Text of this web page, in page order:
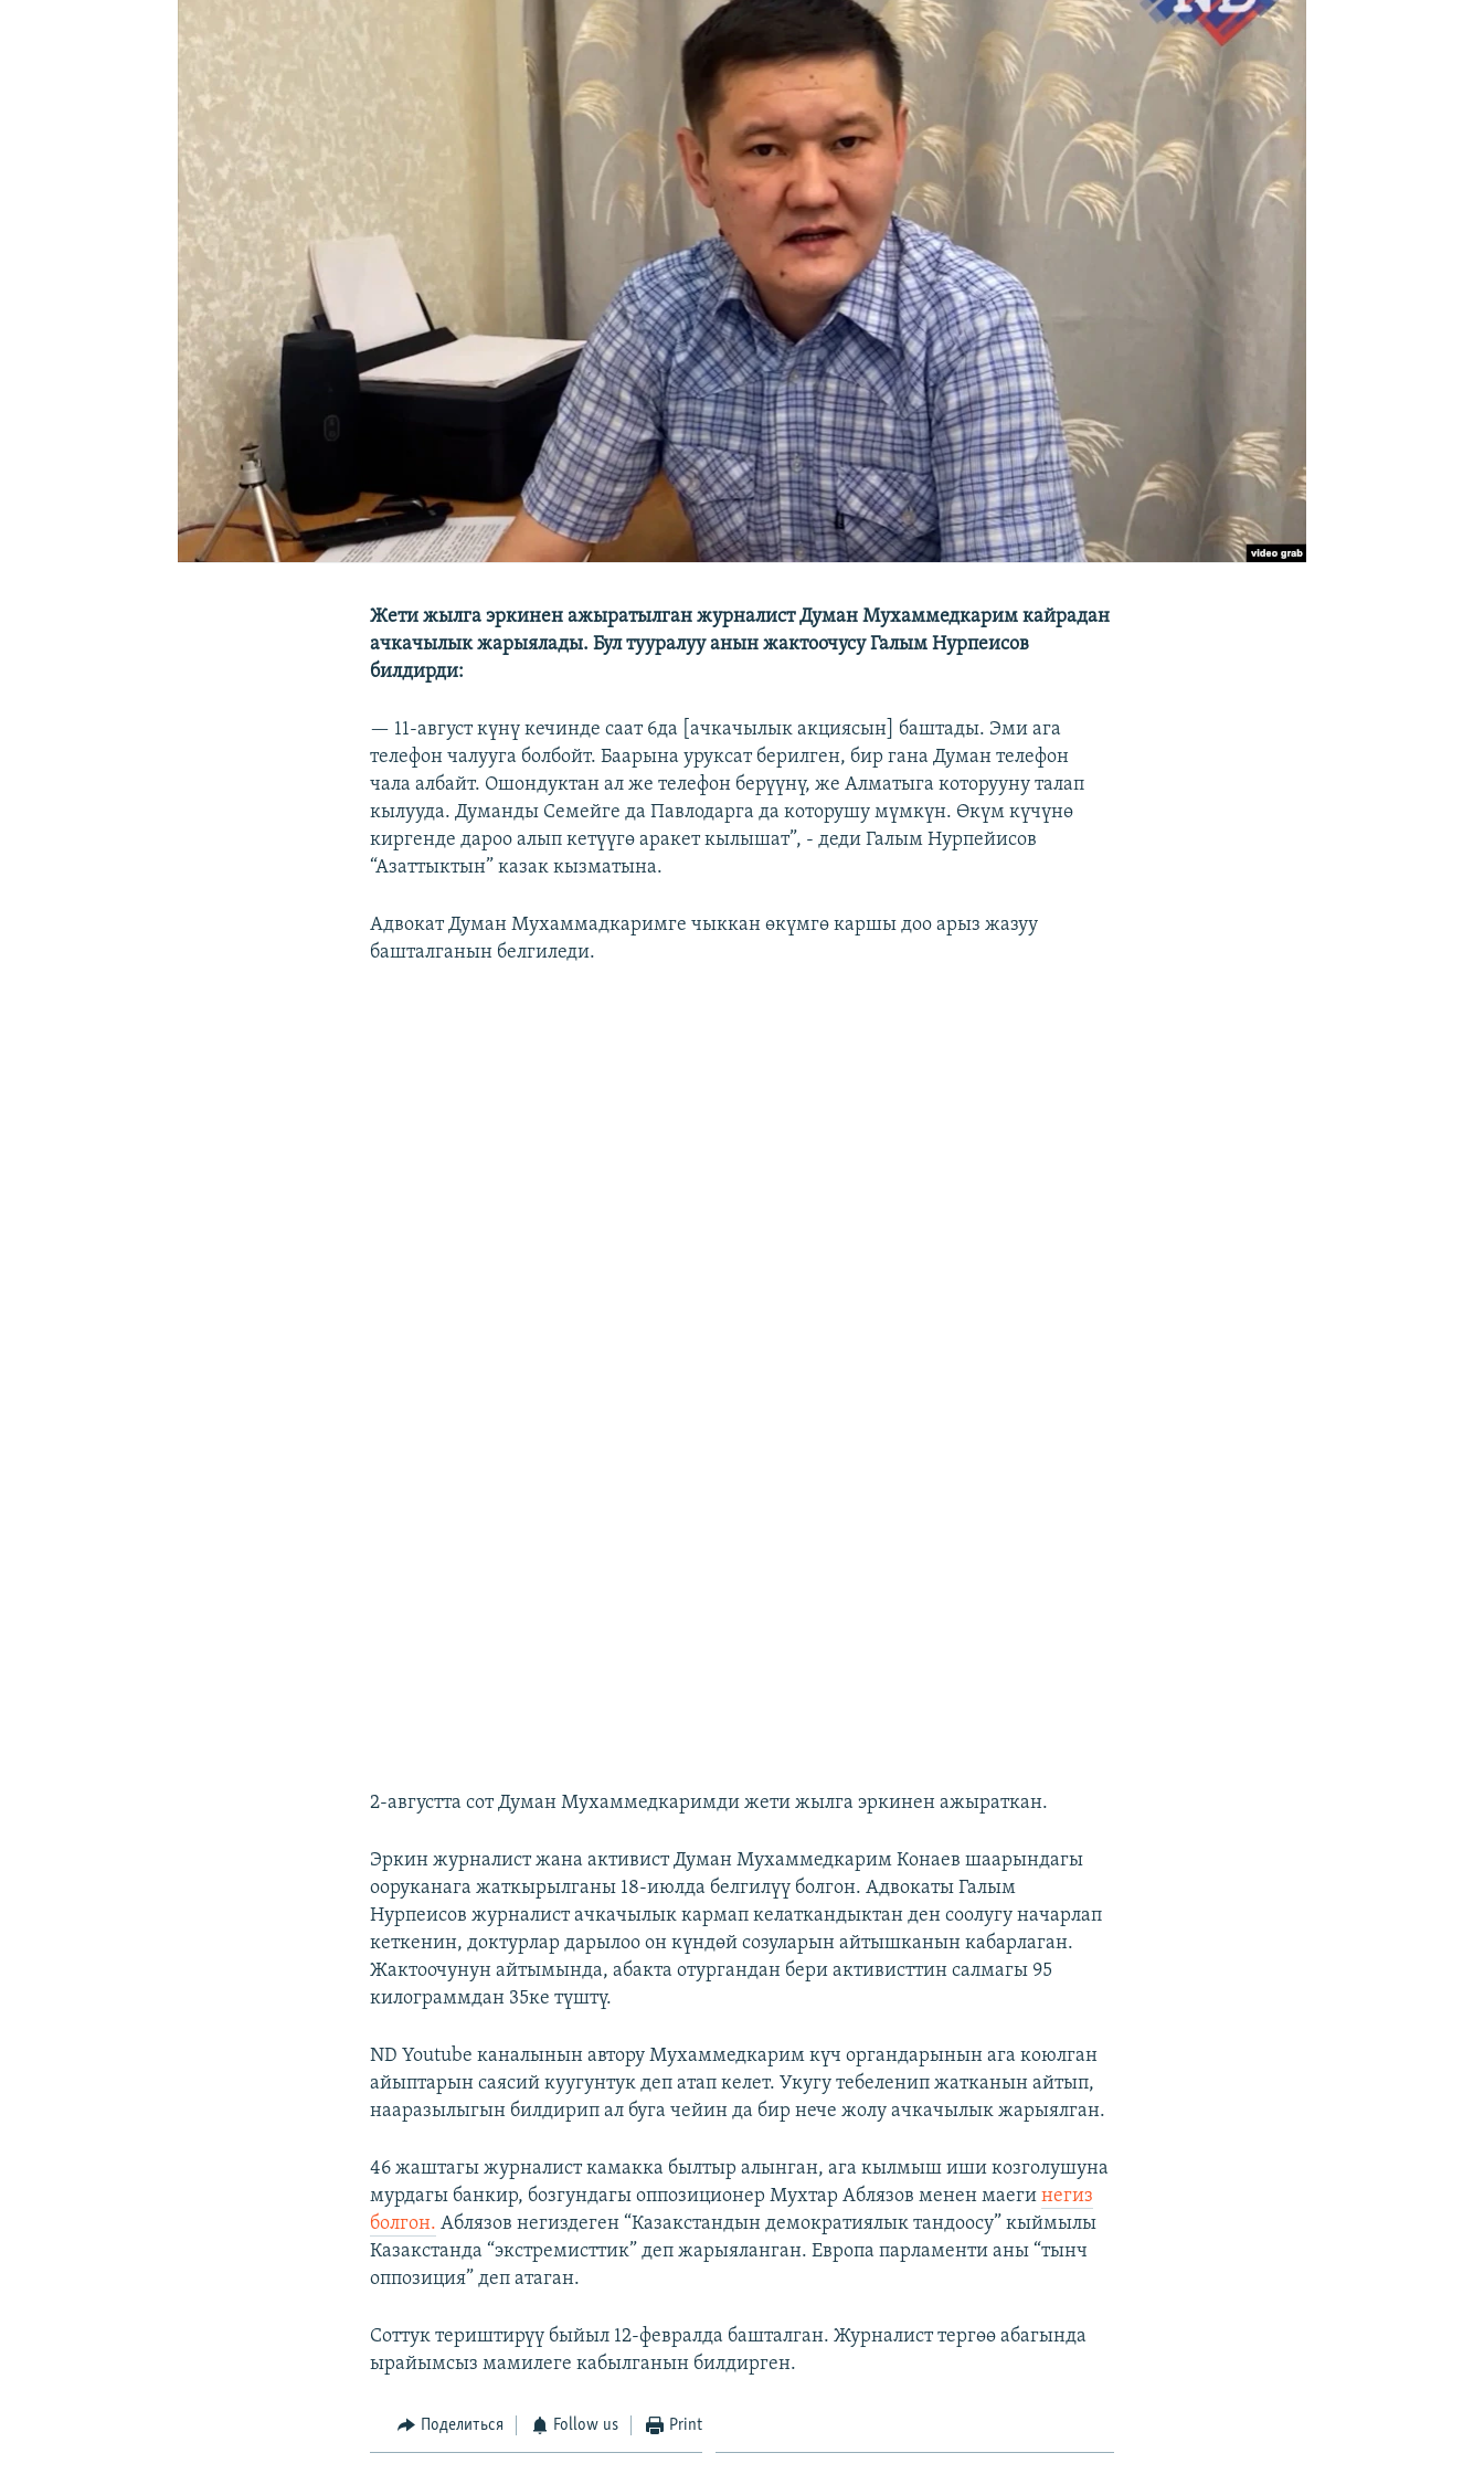
Жети жылга эркинен ажыратылган журналист Думан Мухаммедкарим кайрадан
ачкачылык жарыялады. Бул тууралуу анын жактоочусу Галым Нурпеисов
билдирди:
— 11-август күнү кечинде саат 6да [ачкачылык акциясын] баштады. Эми ага
телефон чалууга болбойт. Баарына уруксат берилген, бир гана Думан телефон
чала албайт. Ошондуктан ал же телефон берүүнү, же Алматыга которууну талап
кылууда. Думанды Семейге да Павлодарга да которушу мүмкүн. Өкүм күчүнө
киргенде дароо алып кетүүгө аракет кылышат”, - деди Галым Нурпейисов
“Азаттыктын” казак кызматына.
Адвокат Думан Мухаммадкаримге чыккан өкүмгө каршы доо арыз жазуу
башталганын белгиледи.
2-августта сот Думан Мухаммедкаримди жети жылга эркинен ажыраткан.
Эркин журналист жана активист Думан Мухаммедкарим Конаев шаарындагы
ооруканага жаткырылганы 18-июлда белгилүү болгон. Адвокаты Галым
Нурпеисов журналист ачкачылык кармап келаткандыктан ден соолугу начарлап
кеткенин, доктурлар дарылоо он күндөй созуларын айтышканын кабарлаган.
Жактоочунун айтымында, абакта отургандан бери активисттин салмагы 95
килограммдан 35ке түштү.
ND Youtube каналынын автору Мухаммедкарим күч органдарынын ага коюлган
айыптарын саясий куугунтук деп атап келет. Укугу тебеленип жатканын айтып,
нааразылыгын билдирип ал буга чейин да бир нече жолу ачкачылык жарыялган.
46 жаштагы журналист камакка былтыр алынган, ага кылмыш иши козголушуна
мурдагы банкир, бозгундагы оппозиционер Мухтар Аблязов менен маегинегиз
болгон. Аблязов негиздеген “Казакстандын демократиялык тандоосу” кыймылы
Казакстанда “экстремисттик” деп жарыяланган. Европа парламенти аны “тынч
оппозиция” деп атаган.
Соттук териштирүү быйыл 12-февралда башталган. Журналист тергөө абагында
ырайымсыз мамилеге кабылганын билдирген.
Поделиться Follow us Print